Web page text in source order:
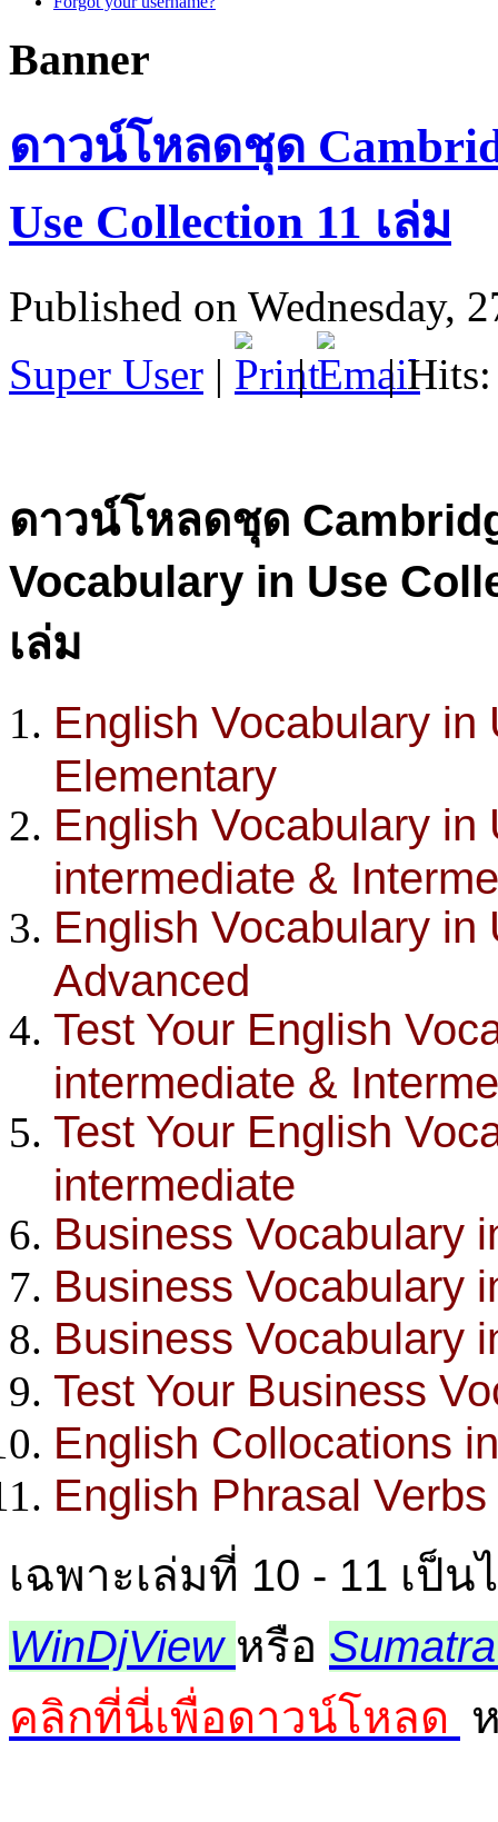
Banner
ดาวน์โหลดชุด
Use Collection 11 เล่ม
Published on Wednesday,
Super User | | | Hits:
ดาวน์โหลดชุด
Vocabulary in Use
เล่ม
English Vocabulary in
Elementary
English Vocabulary in
intermediate &
English Vocabulary
Advanced
Test Your English
intermediate &
Test Your English
intermediate
Business Vocabulary
Business Vocabulary
Business Vocabulary
Test Your Business
English Collocations
English Phrasal
เฉพาะเล่มที่ 10 - 11 เป็
WinDjView หรือ
คลิกที่นี่เพื่อดาวน์โหลด